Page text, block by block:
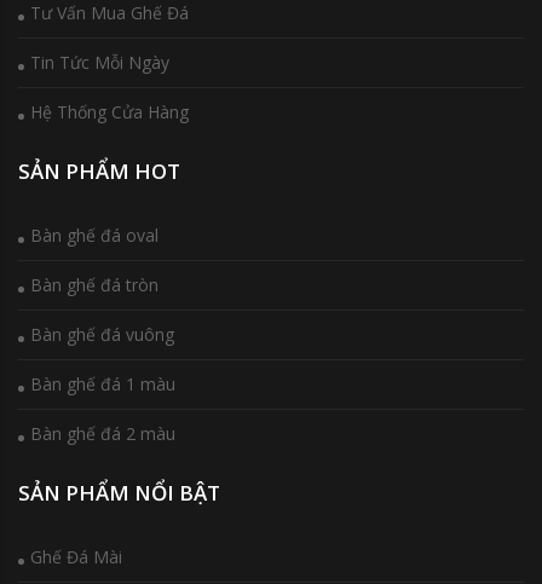
Tư Vấn Mua Ghế Đá
Tin Tức Mỗi Ngày
Hệ Thống Cửa Hàng
SẢN PHẨM HOT
Bàn ghế đá oval
Bàn ghế đá tròn
Bàn ghế đá vuông
Bàn ghế đá 1 màu
Bàn ghế đá 2 màu
SẢN PHẨM NỔI BẬT
Ghế Đá Mài